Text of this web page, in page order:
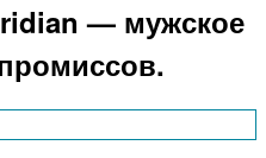
— мужское